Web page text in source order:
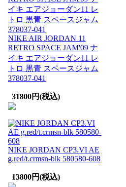
NIKE AIR JORDAN 11
RETRO SPACE JAM'09 ナ
イキ エアジョーダン11 レ
トロ 黒青 スペースジャム
378037-041
31800円(税込)
NIKE JORDAN CP3.VI AE
g.red/t.crmsn-blk 580580-608
13800円(税込)